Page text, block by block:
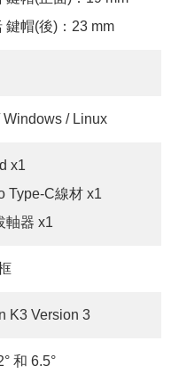
鍵帽(後)：23 mm
Windows / Linux
x1
Type-C線材 x1
軸器 x1
K3 Version 3
和 6.5°